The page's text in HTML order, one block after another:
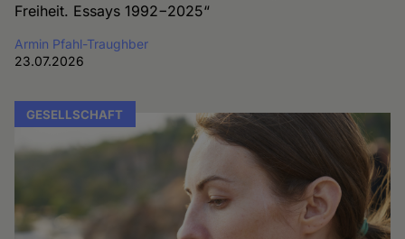
Freiheit. Essays 1992−2025“
Armin Pfahl-Traughber
23.07.2026
GESELLSCHAFT